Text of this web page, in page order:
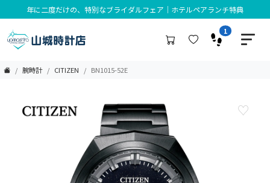
年に二度だけの、特別なブライダルフェア｜ホテルペアランチ特典
1
腕時計 CITIZEN BN1015-52E